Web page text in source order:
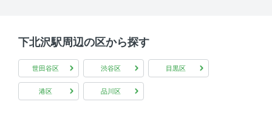
下北沢駅周辺の区から探す
世田谷区 渋谷区 目黒区
港区 品川区